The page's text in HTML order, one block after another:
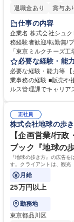
退職金あり
賞与あ
仕事の内容
企業名 株式会社シュクレイ 求人名 【東京/お菓子メーカー
務経験者歓迎/転勤無/プライム上場G 仕事の
「東京ミルクチーズ
ー」「DROOLY」等
ブランド商品の事務業務をお任せ
舗からの発注受付/PC
録 ■日々の売上抽出・
必要な経験・能
必要な経験・能力等
業事務の経験 ■販売や接客サービスの
ルス管理課でキャリ
や個別面談を通してご
もバックアップしていきます。 学歴・資格 学歴：大
専修学校 高校 語学力
正社員
株式会社地球の歩
【企画営業/行
ブック『地球の
『地球の歩き方』の広告
す。クライアントは、観光
たい国内外の行政や企業で
月給
25万円以上
勤務地
東京都品川区